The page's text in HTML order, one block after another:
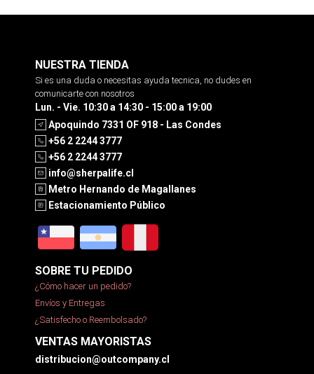
NUESTRA TIENDA
Si es una duda o necesitas ayuda tecnica, no dudes en
comunicarte con nosotros
Lun. - Vie. 10:30 a 14:30 - 15:00 a 19:00
Apoquindo 7331 OF 918 - Las Condes
+56 2 2244 3777
+56 2 2244 3777
info@sherpalife.cl
Metro Hernando de Magallanes
Estacionamiento Público
SOBRE TU PEDIDO
¿Cómo hacer un pedido?
Envíos y Entregas
¿Satisfecho o Reembolsado?
VENTAS MAYORISTAS
distribucion@outcompany.cl